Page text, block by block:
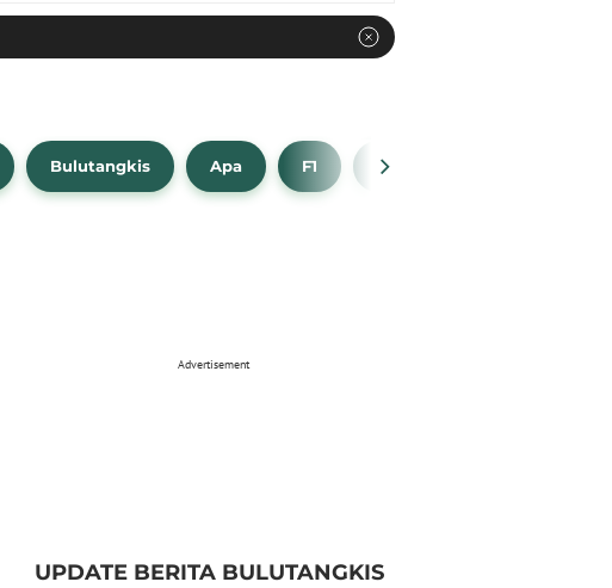
Bulutangkis Apa F1 NBA
Advertisement
UPDATE BERITA BULUTANGKIS